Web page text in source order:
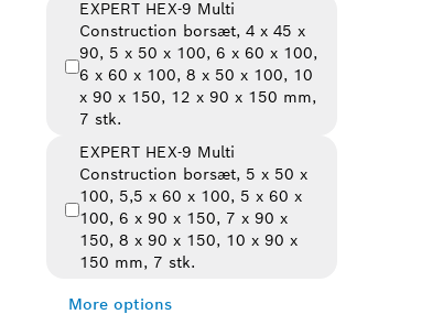
EXPERT HEX-9 Multi
Construction borsæt, 4 x 45 x
90, 5 x 50 x 100, 6 x 60 x 100,
6 x 60 x 100, 8 x 50 x 100, 10
x 90 x 150, 12 x 90 x 150 mm,
7 stk.
EXPERT HEX-9 Multi
Construction borsæt, 5 x 50 x
100, 5,5 x 60 x 100, 5 x 60 x
100, 6 x 90 x 150, 7 x 90 x
150, 8 x 90 x 150, 10 x 90 x
150 mm, 7 stk.
More options